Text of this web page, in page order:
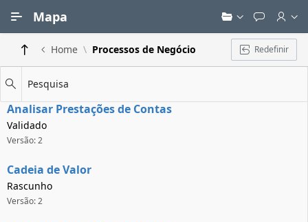
Mapa
Home Processos de Negócio Redefinir
Pesquisa
Analisar Prestações de Contas
Validado
Versão: 2
Cadeia de Valor
Rascunho
Versão: 2